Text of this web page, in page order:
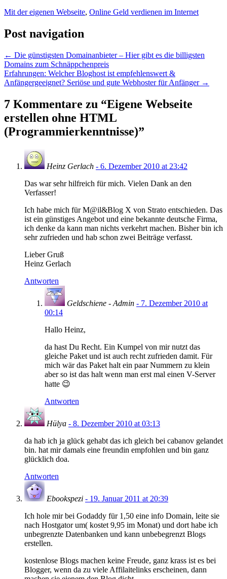
Mit der eigenen Webseite, Online Geld verdienen im Internet
Post navigation
← Die günstigsten Domainanbieter – Hier gibt es die billigsten
Domains zum Schnäppchenpreis
Erfahrungen: Welcher Bloghost ist empfehlenswert &
Anfängergeeignet? Seriöse und gute Webhoster für Anfänger →
7 Kommentare zu “Eigene Webseite
erstellen ohne HTML
(Programmierkenntnisse)”
Heinz Gerlach - 6. Dezember 2010 at 23:42
Das war sehr hilfreich für mich. Vielen Dank an den
Verfasser!
Ich habe mich für M@il&Blog X von Strato entschieden. Das
ist ein günstiges Angebot und eine bekannte deutsche Firma,
ich denke da kann man nichts verkehrt machen. Bisher bin ich
sehr zufrieden und hab schon zwei Beiträge verfasst.
Lieber Gruß
Heinz Gerlach
Antworten
Geldschiene - Admin - 7. Dezember 2010 at
00:14
Hallo Heinz,
da hast Du Recht. Ein Kumpel von mir nutzt das
gleiche Paket und ist auch recht zufrieden damit. Für
mich wär das Paket halt ein paar Nummern zu klein
aber so ist das halt wenn man erst mal einen V-Server
hatte 😉
Antworten
Hülya - 8. Dezember 2010 at 03:13
da hab ich ja glück gehabt das ich gleich bei cabanov gelandet
bin. hat mir damals eine freundin empfohlen und bin ganz
glücklich doa.
Antworten
Ebookspezi - 19. Januar 2011 at 20:39
Ich hole mir bei Godaddy für 1,50 eine info Domain, leite sie
nach Hostgator um( kostet 9,95 im Monat) und dort habe ich
unbegrenzte Datenbanken und kann unbebegrenzt Blogs
erstellen.
kostenlose Blogs machen keine Freude, ganz krass ist es bei
Blogger, wenn da zu viele Affilaitelinks erscheinen, dann